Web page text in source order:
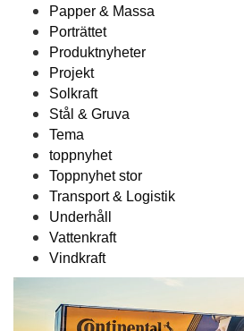
Papper & Massa
Porträttet
Produktnyheter
Projekt
Solkraft
Stål & Gruva
Tema
toppnyhet
Toppnyhet stor
Transport & Logistik
Underhåll
Vattenkraft
Vindkraft